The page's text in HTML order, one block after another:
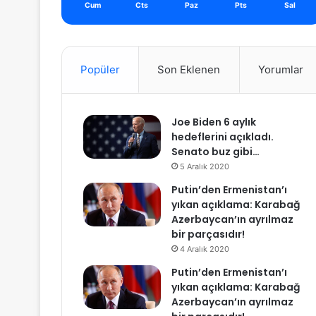
Cum Cts Paz Pts Sal
Popüler Son Eklenen Yorumlar
Joe Biden 6 aylık
hedeflerini açıkladı.
Senato buz gibi…
5 Aralık 2020
Putin’den Ermenistan’ı
yıkan açıklama: Karabağ
Azerbaycan’ın ayrılmaz
bir parçasıdır!
4 Aralık 2020
Putin’den Ermenistan’ı
yıkan açıklama: Karabağ
Azerbaycan’ın ayrılmaz